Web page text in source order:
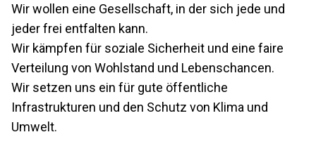
Wir wollen eine Gesellschaft, in der sich jede und
jeder frei entfalten kann.
Wir kämpfen für soziale Sicherheit und eine faire
Verteilung von Wohlstand und Lebenschancen.
Wir setzen uns ein für gute öffentliche
Infrastrukturen und den Schutz von Klima und
Umwelt.